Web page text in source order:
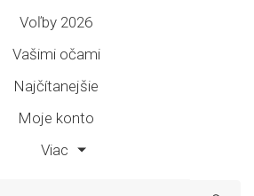
Voľby 2026
Vašimi očami
Najčítanejšie
Moje konto
Viac